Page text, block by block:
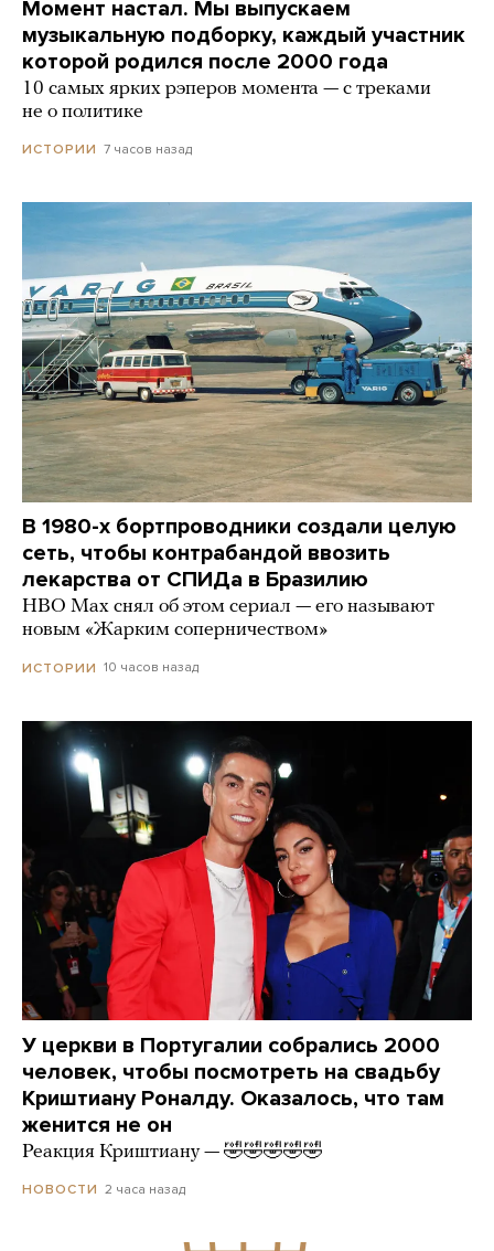
Момент настал. Мы выпускаем
музыкальную подборку, каждый участник
которой родился после 2000 года
10 самых ярких рэперов момента — с треками
не о политике
ИСТОРИИ 7 часов назад
В 1980-х бортпроводники создали целую
сеть, чтобы контрабандой ввозить
лекарства от СПИДа в Бразилию
HBO Max снял об этом сериал — его называют
новым «Жарким соперничеством»
ИСТОРИИ 10 часов назад
У церкви в Португалии собрались 2000
человек, чтобы посмотреть на свадьбу
Криштиану Роналду. Оказалось, что там
женится не он
Реакция Криштиану — 🤣🤣🤣🤣🤣
НОВОСТИ 2 часа назад